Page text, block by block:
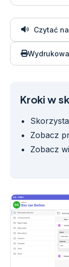
Czytać
Kroki w
Zobacz
Zobacz